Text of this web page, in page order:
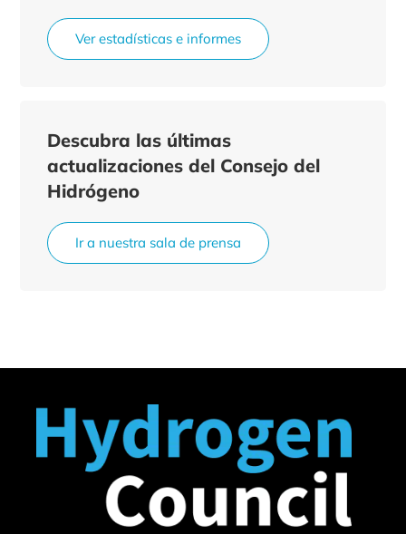
Ver estadísticas e informes
Descubra las últimas
actualizaciones del Consejo del
Hidrógeno
Ir a nuestra sala de prensa